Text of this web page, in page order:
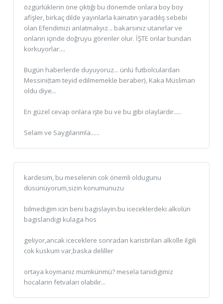
özgürlüklerin öne çıktığı bu dönemde onlara boy boy
afişler, birkaç dilde yayınlarla kainatın yaradılış sebebi
olan Efendimizi anlatmalıyız... bakarsınız utanırlar ve
onların içinde doğruyu görenler olur. İŞTE onlar bundan
korkuyorlar....
Bugün haberlerde duyuyoruz... ünlü futbolculardan
Messini(tam teyid edilmemekle beraber), Kaka Müsliman
oldu diye...
En güzel cevap onlara işte bu ve bu gibi olaylardır.....
Selam ve Saygılarımla......
kardesim, bu meselenin cok önemli oldugunu
düsünüyorum,sizin konumunuzu
bilmedigim icin beni bagislayin.bu iceceklerdeki alkolün
bagislandigi kulaga hos
geliyor,ancak iceceklere sonradan karistirilan alkolle ilgili
cok kuskum var,baska deliller
ortaya koymaniz mümkünmü? mesela tanidigimiz
hocalarin fetvalari olabilir...